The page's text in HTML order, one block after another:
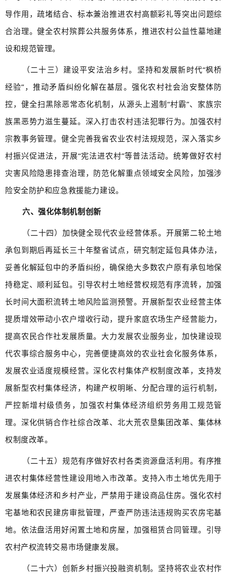
导作用，疏堵结合、标本兼治推进农村高额彩礼等突出问题综
合治理。健全农村殡葬公共服务体系，推进农村公益性墓地建
设和规范管理。
（二十三）建设平安法治乡村。坚持和发展新时代“枫桥
经验”，推动矛盾纠纷化解在基层。强化农村社会治安整体防
控，健全扫黑除恶常态化机制，从源头上遏制“村霸”、家族宗
族黑恶势力滋生蔓延。深入打击农村违法犯罪行为。加强农村
宗教事务管理。健全完善我省农业农村法规规范，深入落实乡
村振兴促进法，开展“宪法进农村”等普法活动。统筹做好农村
灾害风险隐患排查治理，防范化解重点领域安全风险，加强涉
险安全防护和应急救援能力建设。
六、强化体制机制创新
（二十四）加快健全现代农业经营体系。开展第二轮土地
承包到期后再延长三十年整省试点，研究制定延包具体办法，
妥善化解延包中的矛盾纠纷，确保绝大多数农户原有承包地保
持稳定、顺利延包。引导农村土地经营权规范有序流转，加强
长时间大面积流转土地风险监测预警。开展新型农业经营主体
提质增效带动小农户增收行动，提升家庭农场生产经营能力，
提高农民合作社发展质量。大力发展农业服务业，加快建设现
代农事综合服务中心，完善便捷高效的农业社会化服务体系，
发展农业适度规模经营。深化农村集体产权制度改革，支持发
展新型农村集体经济，构建产权明晰、分配合理的运行机制，
严控新增村级债务，加强农村集体经济组织劳务用工规范管
理。深化供销合作社综合改革、北大荒农垦集团改革、集体林
权制度改革。
（二十五）规范有序做好农村各类资源盘活利用。有序推
进农村集体经营性建设用地入市改革。支持入市土地优先用于
发展集体经济和乡村产业，严禁用于建设商品住房。强化农村
宅基地和农民建房审批管理，严查严防违法违规购买农房宅基
地。依法盘活用好闲置土地和房屋，加强租赁合同管理。引导
农村产权流转交易市场健康发展。
（二十六）创新乡村振兴投融资机制。坚持将农业农村作